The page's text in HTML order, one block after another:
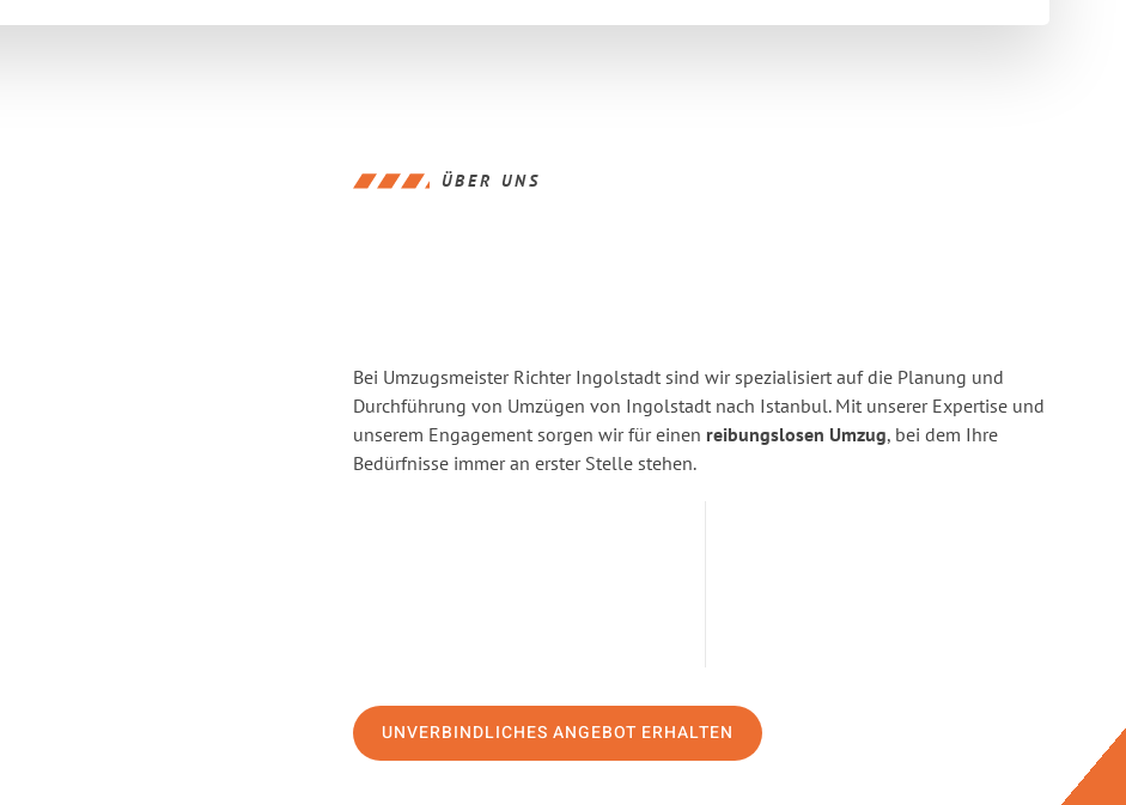
ÜBER UNS
Bei Umzugsmeister Richter Ingolstadt sind wir spezialisiert auf die Planung und
Durchführung von Umzügen von Ingolstadt nach Istanbul. Mit unserer Expertise und
unserem Engagement sorgen wir für einen reibungslosen Umzug, bei dem Ihre
Bedürfnisse immer an erster Stelle stehen.
UNVERBINDLICHES ANGEBOT ERHALTEN